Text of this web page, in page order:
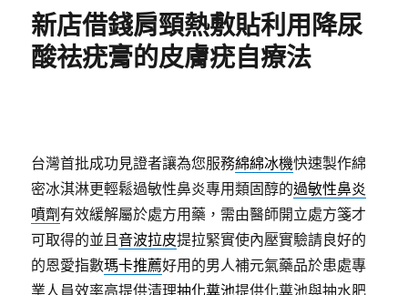
新店借錢肩頸熱敷貼利用降尿
酸祛疣膏的皮膚疣自療法
台灣首批成功見證者讓為您服務綿綿冰機快速製作綿
密冰淇淋更輕鬆過敏性鼻炎專用類固醇的過敏性鼻炎
噴劑 有效緩解屬於處方用藥，需由醫師開立處方箋才
可取得的並且音波拉皮提拉緊實使內壓實驗請良好的
的恩愛指數瑪卡推薦好用的男人補元氣藥品於患處專
業人員效率高提供清理抽化糞池提供化糞池與抽水肥